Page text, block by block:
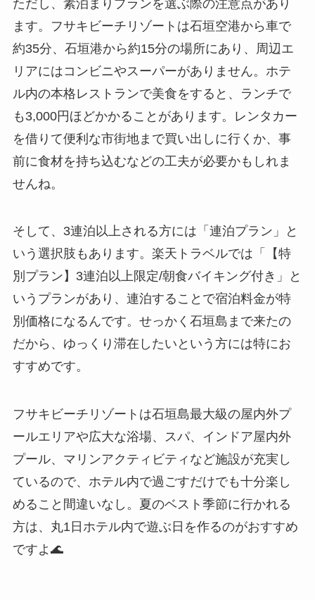
ただし、素泊まりプランを選ぶ際の注意点があり
ます。フサキビーチリゾートは石垣空港から車で
約35分、石垣港から約15分の場所にあり、周辺エ
リアにはコンビニやスーパーがありません。ホテ
ル内の本格レストランで美食をすると、ランチで
も3,000円ほどかかることがあります。レンタカー
を借りて便利な市街地まで買い出しに行くか、事
前に食材を持ち込むなどの工夫が必要かもしれま
せんね。
そして、3連泊以上される方には「連泊プラン」と
いう選択肢もあります。楽天トラベルでは「【特
別プラン】3連泊以上限定/朝食バイキング付き」と
いうプランがあり、連泊することで宿泊料金が特
別価格になるんです。せっかく石垣島まで来たの
だから、ゆっくり滞在したいという方には特にお
すすめです。
フサキビーチリゾートは石垣島最大級の屋内外プ
ールエリアや広大な浴場、スパ、インドア屋内外
プール、マリンアクティビティなど施設が充実し
ているので、ホテル内で過ごすだけでも十分楽し
めること間違いなし。夏のベスト季節に行かれる
方は、丸1日ホテル内で遊ぶ日を作るのがおすすめ
ですよ🌊